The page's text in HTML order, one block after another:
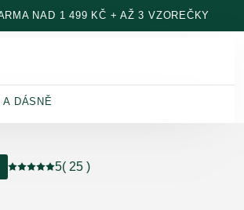
NAD 1 499 KČ + AŽ 3 VZOREČKY
A DÁSNĚ
Aktuální hodnocení: 5 z 5 hvězdiček
5( 25 )